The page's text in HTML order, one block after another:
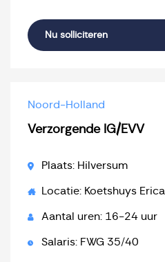
Nu solliciteren
Noord-Holland
Verzorgende IG/EVV
Plaats: Hilversum
Locatie: Koetshuys Erica
Aantal uren: 16-24 uur
Salaris: FWG 35/40